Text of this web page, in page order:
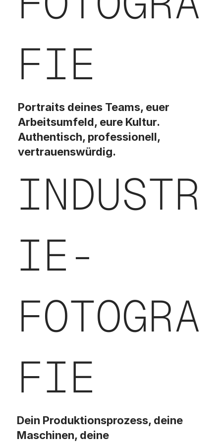
FIE
Portraits deines Teams, euer
Arbeitsumfeld, eure Kultur.
Authentisch, professionell,
vertrauenswürdig.
INDUSTR
IE-
FOTOGRA
FIE
Dein Produktionsprozess, deine
Maschinen, deine